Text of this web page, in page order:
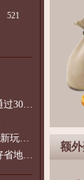
521
《葵花宝典H5》攻略-如何通过300以上的
《葵花宝典H5》深度攻略，新玩家必看~~
《葵花宝典H5》攻略-多快好省地升级升战
额